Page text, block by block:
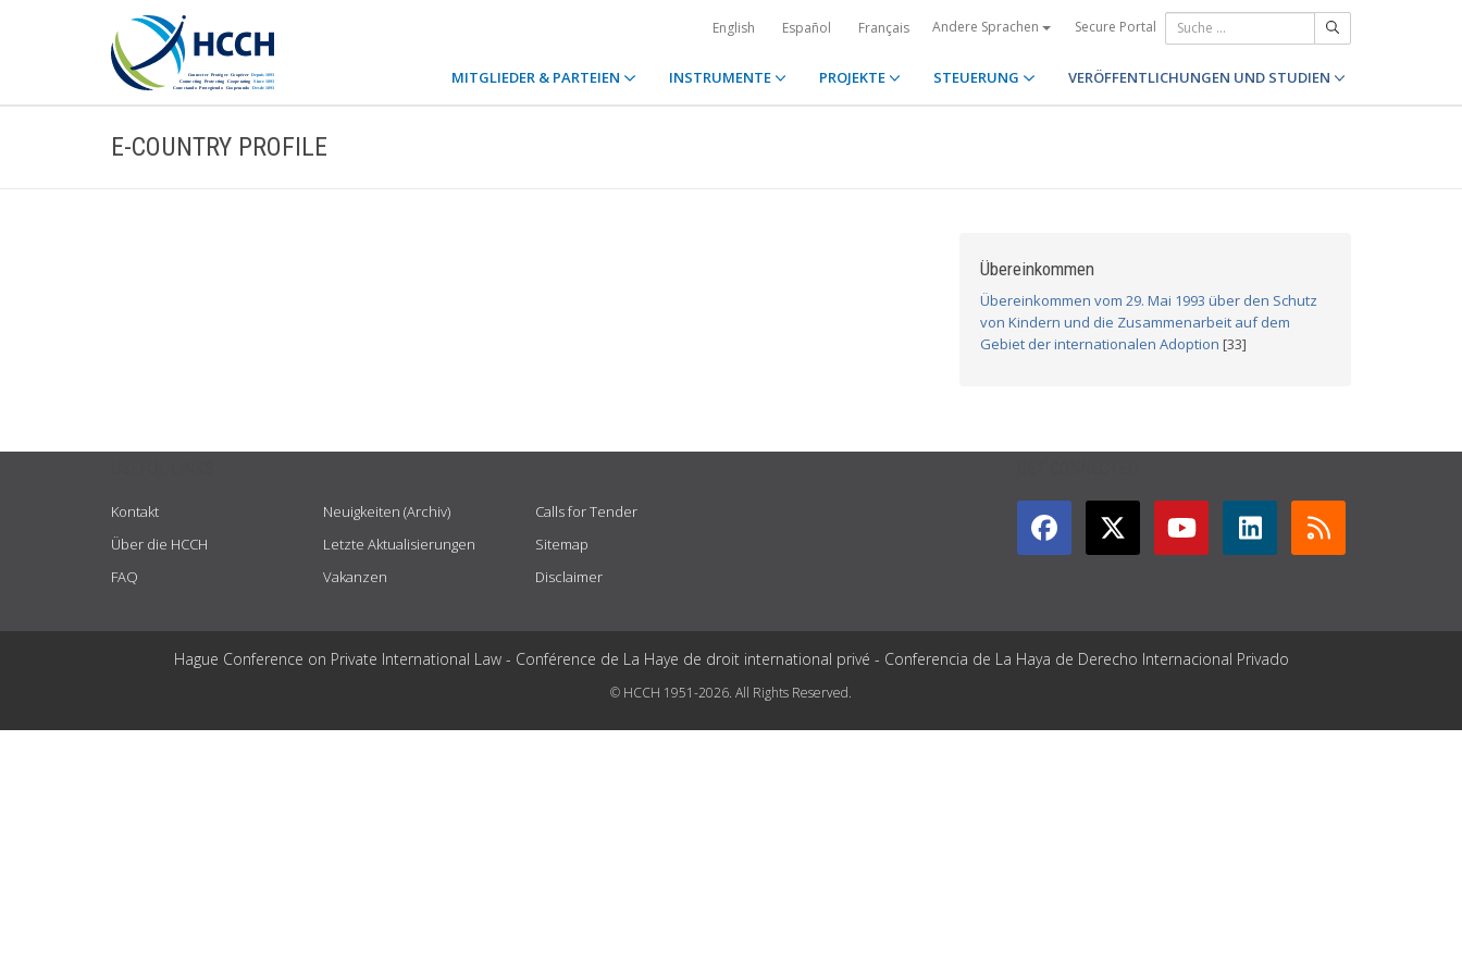
English Español Français Andere Sprachen Secure Portal
MITGLIEDER & PARTEIEN INSTRUMENTE PROJEKTE STEUERUNG VERÖFFENTLICHUNGEN UND STUDIEN
E-COUNTRY PROFILE
Übereinkommen
Übereinkommen vom 29. Mai 1993 über den Schutz
von Kindern und die Zusammenarbeit auf dem
Gebiet der internationalen Adoption [33]
Kontakt
Über die HCCH
FAQ
Neuigkeiten (Archiv)
Letzte Aktualisierungen
Vakanzen
Calls for Tender
Sitemap
Disclaimer
Hague Conference on Private International Law - Conférence de La Haye de droit international privé - Conferencia de La Haya de Derecho Internacional Privado
© HCCH 1951-2026. All Rights Reserved.